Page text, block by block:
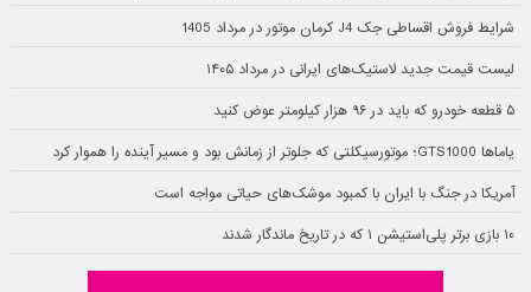
شرایط فروش اقساطی جک J4 کرمان موتور در مرداد 1405
لیست قیمت جدید لاستیک‌های ایرانی در مرداد ۱۴۰۵
۵ قطعه خودرو که باید در ۹۶ هزار کیلومتر عوض کنید
یاماها GTS1000؛ موتورسیکلتی که جلوتر از زمانش بود و مسیر آینده را هموار کرد
آمریکا در جنگ با ایران با کمبود موشک‌های حیاتی مواجه است
۱۰ بازی برتر پلی‌استیشن ۱ که در تاریخ ماندگار شدند